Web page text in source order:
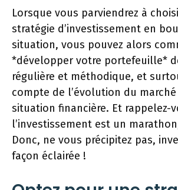
Lorsque vous parviendrez à
stratégie d’investissement en
situation, vous pouvez alors
*développer votre portefeuille*
régulière et méthodique, et
compte de l’évolution du
situation financière. Et rappelez-
l’investissement est un
Donc, ne vous précipitez pas,
façon éclairée !